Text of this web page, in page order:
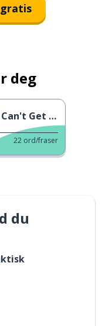
deg
Out Of My Head
22 ord/fraser
du